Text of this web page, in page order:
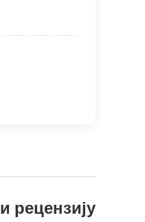
рецензију